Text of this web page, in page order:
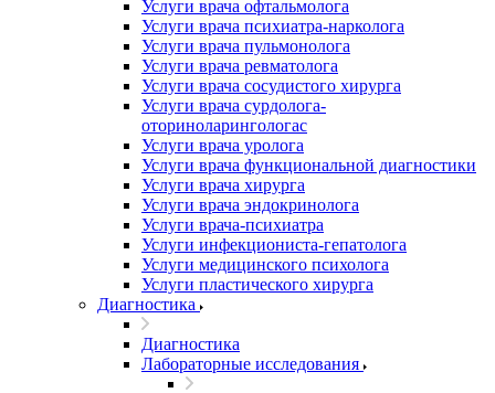
Услуги врача офтальмолога
Услуги врача психиатра-нарколога
Услуги врача пульмонолога
Услуги врача ревматолога
Услуги врача сосудистого хирурга
Услуги врача сурдолога-
оториноларингологас
Услуги врача уролога
Услуги врача функциональной диагностики
Услуги врача хирурга
Услуги врача эндокринолога
Услуги врача-психиатра
Услуги инфекциониста-гепатолога
Услуги медицинского психолога
Услуги пластического хирурга
Диагностика
Диагностика
Лабораторные исследования